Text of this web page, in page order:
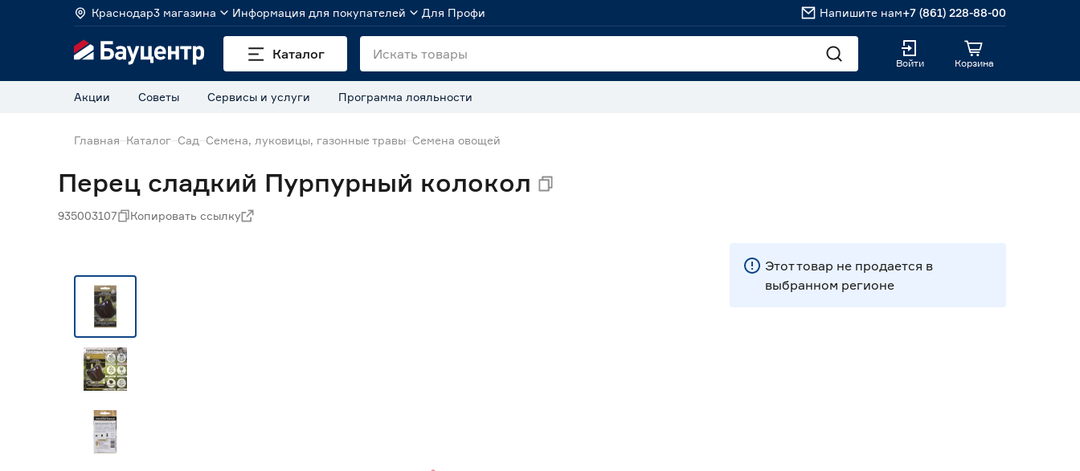
Краснодар3 магазина Информация для покупателей Для Профи Напишите нам+7 (861) 228-88-00
Каталог
Войти Корзина
Акции Советы Сервисы и услуги Программа лояльности
Главная Каталог Сад Семена, луковицы, газонные травы Семена овощей
Перец сладкий Пурпурный колокол
935003107 Копировать ссылку
Этот товар не продается в
выбранном регионе